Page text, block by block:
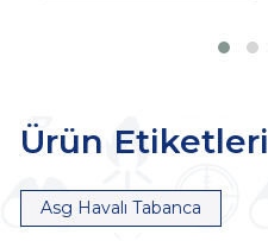
Ürün Etiketleri
Asg Havalı Tabanca